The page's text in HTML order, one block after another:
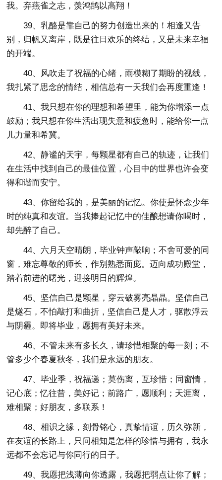
我。弃燕雀之志，羡鸿鹄以高翔！
39、乳酪是靠自己的努力创造出来的！相逢又告
别，归帆又离岸，既是往日欢乐的终结，又是未来幸福
的开端。
40、风吹走了祝福的心绪，雨模糊了期盼的视线，
我扎紧了思念的情结，相信总有一天我们会再度重逢！
41、我只想在你的理想和希望里，能为你增添一点
鼓励；我只想在你生活出现失意和疲惫时，能给你一点
儿力量和希冀。
42、静谧的天宇，每颗星都有自己的轨迹，让我们
在生活中找到自己的最佳位置，心目中的世界也许会变
得和谐而安宁。
43、你留给我的，是美丽的记忆。你使是怀念少年
时的纯真和友谊。当我捧起记忆中的佳酿想请你喝时，
却先醉了自己。
44、六月天空晴朗，毕业钟声敲响；不舍可爱的同
窗，难忘尊敬的师长，作别熟悉面庞。迈向成功殿堂，
踏着前进的曙光，迎接明日的辉煌。
45、坚信自己是颗星，穿云破雾亮晶晶。坚信自己
是燧石，不怕敲打和曲折，坚信自己是人才，驱散浮云
与阴霾。即将毕业，愿拥有美好未来。
46、不管未来有多长久，请珍惜相聚的每一刻；不
管多少个春夏秋冬，我们是永远的朋友。
47、毕业季，祝福递；莫伤离，互珍惜；同窗情，
记心底；忆往昔，美好记；前路广，愿顺利；天涯离，
难相聚；好朋友，多联系！
48、相识之缘，刻骨铭心，真挚情谊，历久弥新，
在友谊的长路上，只问相知是怎样的珍惜与拥有，我永
远都不会忘记与你同行的日子。
49、我愿把浅薄向你透露，我愿把弱点让你了解；